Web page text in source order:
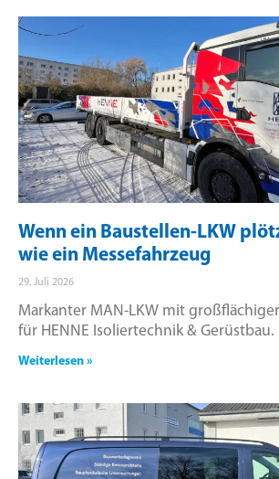
Wenn ein Baustellen-LKW
wie ein Messefahrzeug
29. Juli 2026
Markanter MAN-LKW mit
für HENNE Isoliertechnik & Gerüstbau.
Weiterlesen »